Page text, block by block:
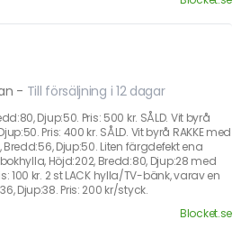
- Till försäljning i 12 dagar
Djup:50. Pris: 500 kr. SÅLD. Vit byrå
Pris: 400 kr. SÅLD. Vit byrå RAKKE med
Bredd:56, Djup:50. Liten färgdefekt ena
bokhylla, Höjd:202, Bredd:80, Djup:28 med
100 kr. 2 st LACK hylla/TV-bänk, varav en
Djup:38. Pris: 200 kr/styck.
Blocket.se